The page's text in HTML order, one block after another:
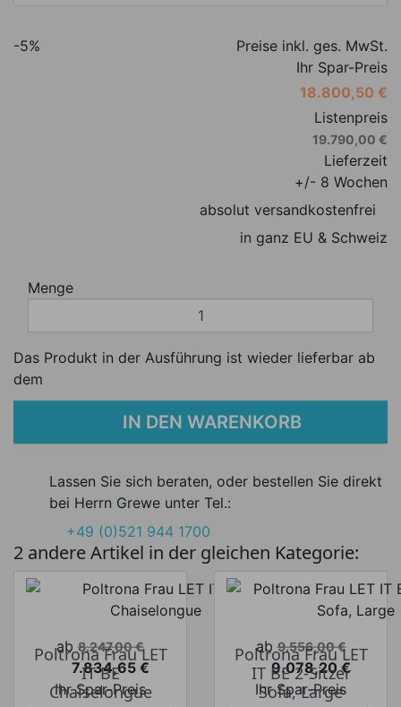
-5%
Preise inkl. ges. MwSt.
Ihr Spar-Preis
18.800,50 €
Listenpreis
19.790,00 €
Lieferzeit
+/- 8 Wochen
absolut versandkostenfrei
in ganz EU & Schweiz
Menge
Das Produkt in der Ausführung ist wieder lieferbar ab
dem
IN DEN WARENKORB
Lassen Sie sich beraten, oder bestellen Sie direkt
bei Herrn Grewe unter Tel.:
+49 (0)521 944 1700
2 andere Artikel in der gleichen Kategorie:
Verkaufspreis
ab 8.247,00 €
Preis
7.834,65 €
Ihr Spar-Preis
Poltrona Frau LET
IT BE
Chaiselongue
Verkaufspreis
ab 9.556,00 €
Preis
9.078,20 €
Ihr Spar-Preis
Poltrona Frau LET
IT BE 2-Sitzer
Sofa, Large